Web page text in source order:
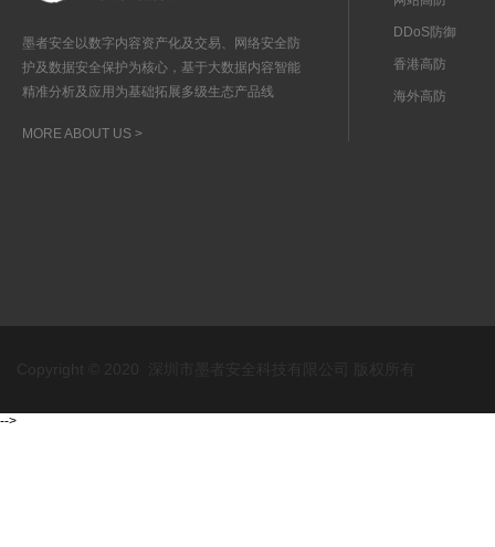
墨者安全以数字内容资产化及交易、网络安全防
护及数据安全保护为核心，基于大数据内容智能
精准分析及应用为基础拓展多级生态产品线
MORE ABOUT US >
DDoS防御
香港高防
海外高防
-->